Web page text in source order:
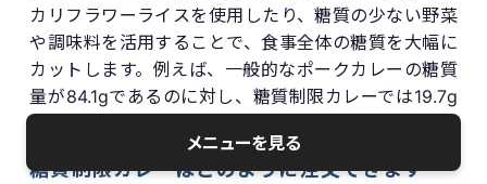
カリフラワーライスを使用したり、糖質の少ない野菜
や調味料を活用することで、食事全体の糖質を大幅に
カットします。例えば、一般的なポークカレーの糖質
量が84.1gであるのに対し、糖質制限カレーでは19.7g
に抑えられています。
糖質制限カレーはどのように注文できます
メニューを見る